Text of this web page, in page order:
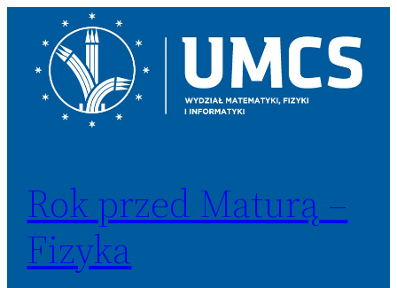
treści
Rok przed Maturą –
Fizyka